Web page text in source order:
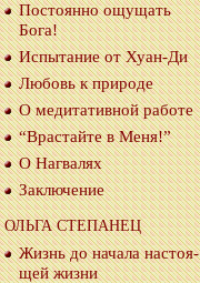
По­сто­ян­но ощу­щать
Бога!
Ис­пы­та­ние от Ху­ан-Ди
Лю­бовь к при­ро­де
О ме­ди­та­тив­ной ра­бо­те
“Врас­тай­те в Меня!”
О На­г­ва­лях
За­клю­че­ние
ОЛЬГА СТЕ­ПА­НЕЦ
Жизнь до на­ча­ла на­сто­я­
щей жизни